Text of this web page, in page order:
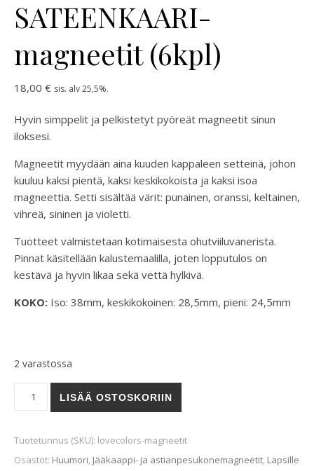
SATEENKAARI-
magneetit (6kpl)
18,00 € sis. alv 25,5%.
Hyvin simppelit ja pelkistetyt pyöreät magneetit sinun
iloksesi.
Magneetit myydään aina kuuden kappaleen setteinä, johon
kuuluu kaksi pientä, kaksi keskikokoista ja kaksi isoa
magneettia. Setti sisältää värit: punainen, oranssi, keltainen,
vihreä, sininen ja violetti.
Tuotteet valmistetaan kotimaisesta ohutviiluvanerista.
Pinnat käsitellään kalustemaalilla, joten lopputulos on
kestävä ja hyvin likaa sekä vettä hylkivä.
KOKO: Iso: 38mm, keskikokoinen: 28,5mm, pieni: 24,5mm
2 varastossa
SATEENKAARI-magneetit (6kpl) määrä
LISÄÄ OSTOSKORIIN
Tuotetunnus (SKU): lovecolors-magneetit
Osastot: Huumori, Jääkaappi- ja astianpesukonemagneetit, Lapsille